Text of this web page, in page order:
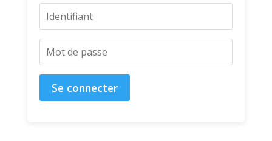
Se connecter